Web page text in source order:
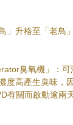
」升格至「老鳥
臭氧機」：可
度高產生臭味，
有關而啟動逾兩